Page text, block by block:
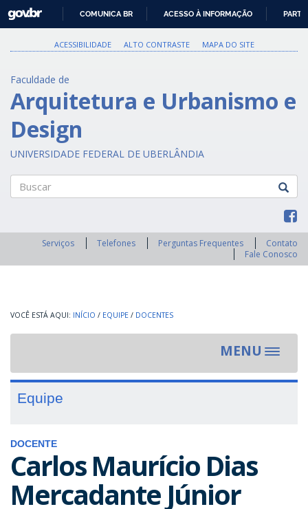
PARA
O
GOVBR
COMUNICA BR ACESSO À INFORMAÇÃO
ACESSIBILIDADE ALTO CONTRASTE MAPA DO SITE
Faculdade de
Arquitetura e Urbanismo e
Design
UNIVERSIDADE FEDERAL DE UBERLÂNDIA
Serviços Telefones Perguntas Frequentes
Contato
Fale Conosco
INÍCIO / EQUIPE / DOCENTES
MENU
Toggle
Equipe
DOCENTE
Carlos Maurício Dias
Mercadante Júnior